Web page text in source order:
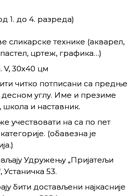
1. до 4. разреда)
сликарске технике (акварел,
цртеж, графика…)
30х40 цм
читко потписани са предње
углу. Име и презиме
школа и наставник.
учествовати на са по пет
(обавезна је
Удружењу „Пријатељи
53.
бити достављени најкасније